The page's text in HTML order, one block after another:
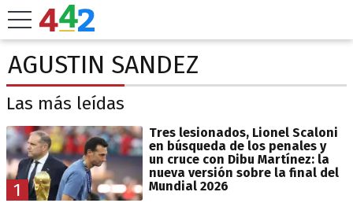
AGUSTIN SANDEZ
Las más leídas
1
Tres lesionados, Lionel Scaloni
en búsqueda de los penales y
un cruce con Dibu Martínez: la
nueva versión sobre la final del
Mundial 2026